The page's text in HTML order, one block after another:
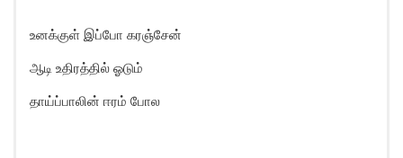
உனக்குள் இப்போ கரஞ்சேன்
ஆடி உதிரத்தில் ஓடும்
தாய்ப்பாலின் ஈரம் போல